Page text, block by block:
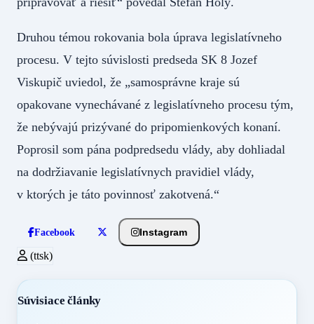
Druhou témou rokovania bola úprava legislatívneho
procesu. V tejto súvislosti predseda SK 8 Jozef
Viskupič uviedol, že „samosprávne kraje sú
opakovane vynechávané z legislatívneho procesu tým,
že nebývajú prizývané do pripomienkových konaní.
Poprosil som pána podpredsedu vlády, aby dohliadal
na dodržiavanie legislatívnych pravidiel vlády,
v ktorých je táto povinnosť zakotvená.“
Facebook Instagram
(ttsk)
Súvisiace články